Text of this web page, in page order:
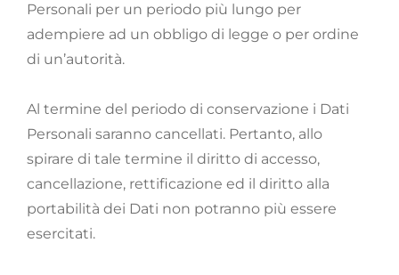
Personali per un periodo più lungo per
adempiere ad un obbligo di legge o per ordine
di un’autorità.
Al termine del periodo di conservazione i Dati
Personali saranno cancellati. Pertanto, allo
spirare di tale termine il diritto di accesso,
cancellazione, rettificazione ed il diritto alla
portabilità dei Dati non potranno più essere
esercitati.